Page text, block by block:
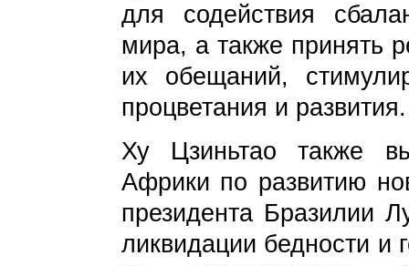
для содействия
мира, а также принять
их обещаний,
процветания и развития.
Ху Цзиньтао также
Африки по развитию
президента Бразилии
ликвидации бедности и